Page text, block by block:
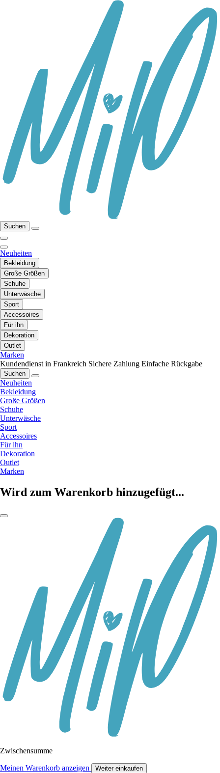
Suchen
Neuheiten
Bekleidung
Große Größen
Schuhe
Unterwäsche
Sport
Accessoires
Für ihn
Dekoration
Outlet
Marken
Kundendienst in Frankreich Sichere Zahlung Einfache Rückgabe
Suchen
Neuheiten
Bekleidung
Große Größen
Schuhe
Unterwäsche
Sport
Accessoires
Für ihn
Dekoration
Outlet
Marken
Wird zum Warenkorb hinzugefügt...
Zwischensumme
Meinen Warenkorb anzeigen Weiter einkaufen